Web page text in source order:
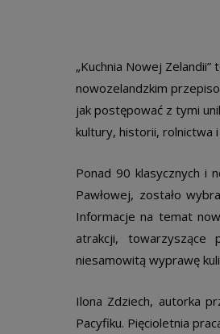
„Kuchnia Nowej
nowozelandzkim
jak postępować z tymi
kultury, historii, rolnictwa
Ponad 90 klasycznych i
Pawłowej, zostało
Informacje na temat
atrakcji, towarzyszące
niesamowitą wyprawę
Ilona Zdziech, autorka
Pacyfiku. Pięcioletnia